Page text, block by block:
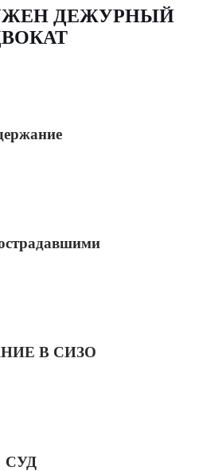
ДЕЖУРНЫЙ
В СИЗО
СУД